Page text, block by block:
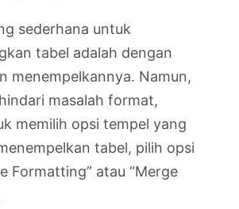
sederhana untuk
tabel adalah dengan
menempelkannya. Namun,
masalah format,
memilih opsi tempel yang
tabel, pilih opsi
Formatting” atau “Merge